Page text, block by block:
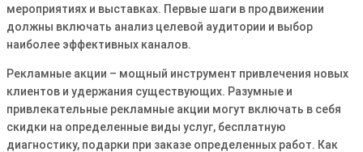
мероприятиях и выставках. Первые шаги в продвижении
должны включать анализ целевой аудитории и выбор
наиболее эффективных каналов.
Рекламные акции – мощный инструмент привлечения новых
клиентов и удержания существующих. Разумные и
привлекательные рекламные акции могут включать в себя
скидки на определенные виды услуг, бесплатную
диагностику, подарки при заказе определенных работ. Как